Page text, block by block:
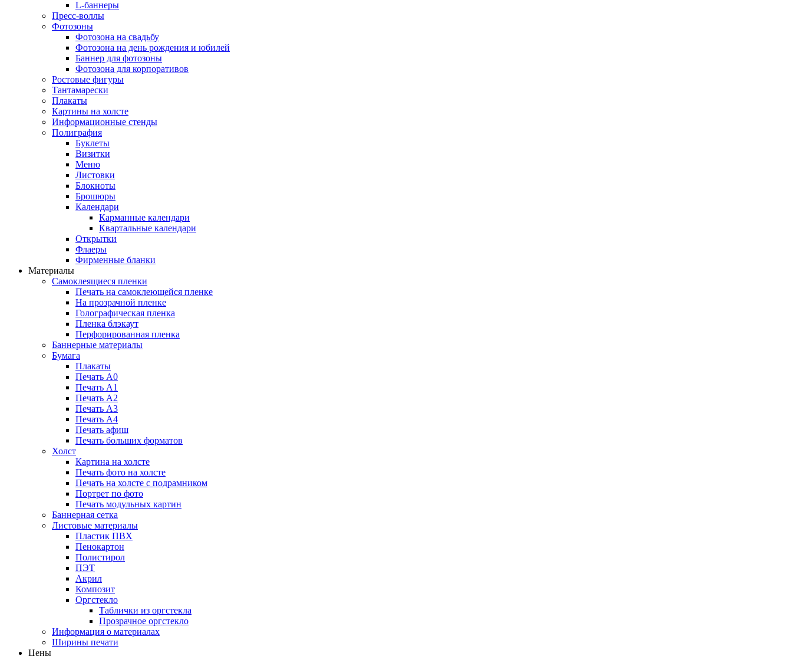
L-баннеры
Пресс-воллы
Фотозоны
Фотозона на свадьбу
Фотозона на день рождения и юбилей
Баннер для фотозоны
Фотозона для корпоративов
Ростовые фигуры
Тантамарески
Плакаты
Картины на холсте
Информационные стенды
Полиграфия
Буклеты
Визитки
Меню
Листовки
Блокноты
Брошюры
Календари
Карманные календари
Квартальные календари
Открытки
Флаеры
Фирменные бланки
Материалы
Самоклеящиеся пленки
Печать на самоклеющейся пленке
На прозрачной пленке
Голографическая пленка
Пленка блэкаут
Перфорированная пленка
Баннерные материалы
Бумага
Плакаты
Печать А0
Печать А1
Печать А2
Печать А3
Печать А4
Печать афиш
Печать больших форматов
Холст
Картина на холсте
Печать фото на холсте
Печать на холсте с подрамником
Портрет по фото
Печать модульных картин
Баннерная сетка
Листовые материалы
Пластик ПВХ
Пенокартон
Полистирол
ПЭТ
Акрил
Композит
Оргстекло
Таблички из оргстекла
Прозрачное оргстекло
Информация о материалах
Ширины печати
Цены